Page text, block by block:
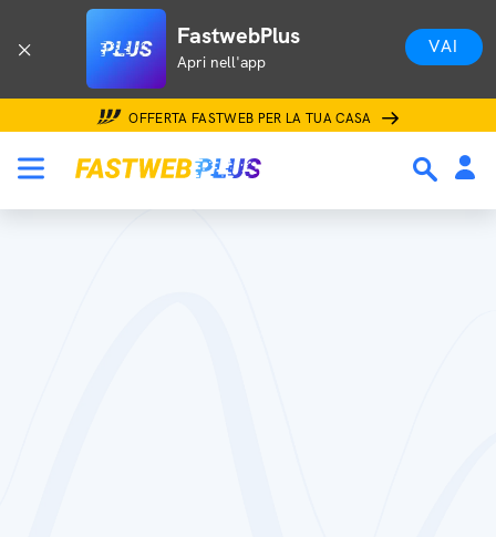
FastwebPlus
Apri nell'app
VAI
OFFERTA FASTWEB PER LA TUA CASA